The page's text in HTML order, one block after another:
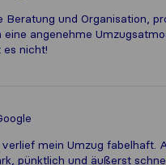
und Organisation,
angenehme
nicht!
mein Umzug fabelhaft.
pünktlich und äußerst